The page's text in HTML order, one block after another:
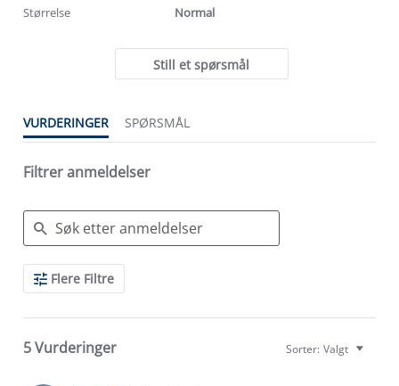
Størrelse Normal
Still et spørsmål
VURDERINGER SPØRSMÅL
Filtrer anmeldelser
Search
ReviewsFlere Filtre
5 Vurderinger Sorter: Valgt